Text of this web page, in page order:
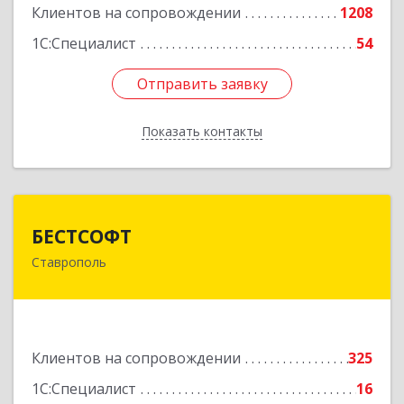
Клиентов на сопровождении
1208
1С:Специалист
54
Отправить заявку
Показать контакты
Отправить заявку
Назад
БЕСТСОФТ
Ставрополь
Клиентов на сопровождении
325
1С:Специалист
16
355011, Ставропольский край, Ставрополь г,